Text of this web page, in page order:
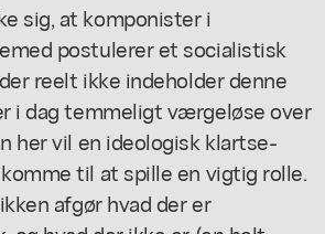
sig, at komponister i
postulerer et socialistisk
reelt ikke indeholder denne
i dag temmeligt værgeløse over
her vil en ideologisk klartse-
til at spille en vigtig rolle.
afgør hvad der er